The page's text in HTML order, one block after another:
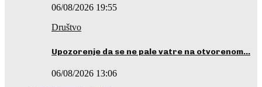
06/08/2026 19:55
Društvo
Upozorenje da se ne pale vatre na otvorenom…
06/08/2026 13:06